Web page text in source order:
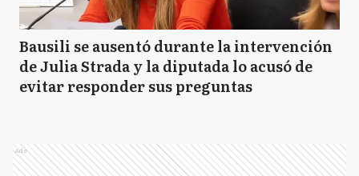
Bausili se ausentó durante la intervención
de Julia Strada y la diputada lo acusó de
evitar responder sus preguntas
Ads